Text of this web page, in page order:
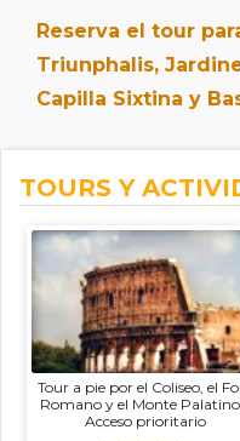
Reserva el tour
Triunphalis,
Capilla Sixtina y
TOURS Y
Tour a pie por el Coliseo, el
Romano y el Monte
Acceso prioritario